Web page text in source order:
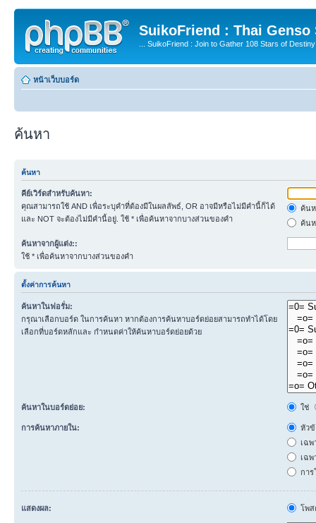
SuikoFriend : Thai Genso
... SuikoFriend : Join to Gather 108 Stars of
หน้าเว็บบอร์ด
ค้นหา
ค้นหา
คีย์เวิร์ดสำหรับค้นหา:
คุณสามารถใช้ AND เพื่อระบุคำที่ต้องมีในผลลัพธ์, OR อาจมีหรือไม่มีคำนี้ก็ได้
และ NOT จะต้องไม่มีคำนี้อยู่. ใช้ * เพื่อค้นหาจากบางส่วนของคำ
ค้น
ค้น
ค้นหาจากผู้แต่ง::
ใช้ * เพื่อค้นหาจากบางส่วนของคำ
ตั้งค่าการค้นหา
ค้นหาในฟอรั่ม:
กรุณาเลือกบอร์ด ในการค้นหา หากต้องการค้นหาบอร์ดย่อยสามารถทำได้โดย
เลือกที่บอร์ดหลักและ กำหนดค่าให้ค้นหาบอร์ดย่อยด้วย
ค้นหาในบอร์ดย่อย: ใช่
การค้นหาภายใน:
หัว
เฉ
เฉ
กา
แสดงผล: โพส